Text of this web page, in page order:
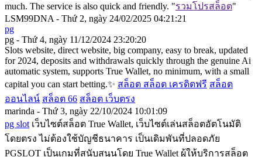
much. The service is also quick and friendly. "รวมโปรสล็อต"
LSM99DNA - Thứ 2, ngày 24/02/2025 04:21:21
pg
pg - Thứ 4, ngày 11/12/2024 23:20:20
Slots website, direct website, big company, easy to break, updated
for 2024, deposits and withdrawals quickly through the genuine Ai
automatic system, supports True Wallet, no minimum, with a small
capital you can start betting.✨ สล็อต สล็อต เครดิตฟรี สล็อต
ออนไลน์ สล็อต 66 สล็อต เว็บตรง
marinda - Thứ 3, ngày 22/10/2024 10:01:09
pg slot เว็บไซต์สล็อต True Wallet, เว็บไซต์เล่นสล็อตอัตโนมัติ
โดยตรง ไม่ต้องใช้บัญชีธนาคาร เป็นเดิมพันที่ปลอดภัย
PGSLOT เป็นเกมที่สนับสนุนโดย True Wallet ผู้ให้บริการสล็อต